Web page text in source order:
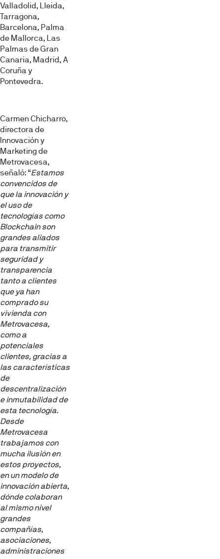
Valladolid, Lleida,
Tarragona,
Barcelona, Palma
de Mallorca, Las
Palmas de Gran
Canaria, Madrid, A
Coruña y
Pontevedra.
Carmen Chicharro,
directora de
Innovación y
Marketing de
Metrovacesa,
señaló: “Estamos
convencidos de
que la innovación y
el uso de
tecnologías como
Blockchain son
grandes aliados
para transmitir
seguridad y
transparencia
tanto a clientes
que ya han
comprado su
vivienda con
Metrovacesa,
como a
potenciales
clientes, gracias a
las características
de
descentralización
e inmutabilidad de
esta tecnología.
Desde
Metrovacesa
trabajamos con
mucha ilusión en
estos proyectos,
en un modelo de
innovación abierta,
dónde colaboran
al mismo nivel
grandes
compañías,
asociaciones,
administraciones